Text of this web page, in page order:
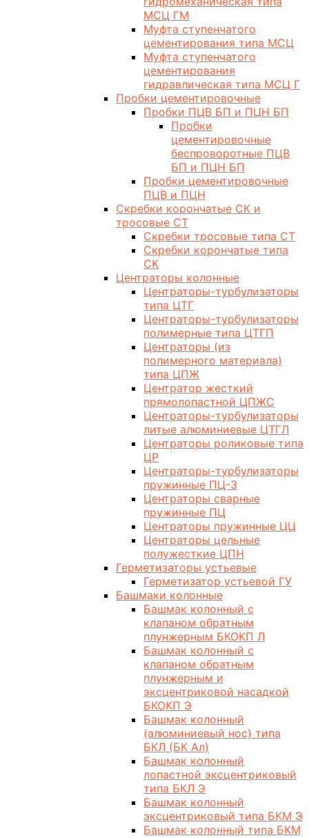
МСЦ ГМ
Муфта ступенчатого
цементирования типа МСЦ
Муфта ступенчатого
цементирования
гидравлическая типа МСЦ Г
Пробки цементировочные
Пробки ПЦВ БП и ПЦН БП
Пробки
цементировочные
беспроворотные ПЦВ
БП и ПЦН БП
Пробки цементировочные
ПЦВ и ПЦН
Скребки корончатые СК и
тросовые СТ
Скребки тросовые типа СТ
Скребки корончатые типа
СК
Центраторы колонные
Центраторы-турбулизаторы
типа ЦТГ
Центраторы-турбулизаторы
полимерные типа ЦТГП
Центраторы (из
полимерного материала)
типа ЦПЖ
Центратор жесткий
прямолопастной ЦПЖС
Центраторы-турбулизаторы
литые алюминиевые ЦТГЛ
Центраторы роликовые типа
ЦР
Центраторы-турбулизаторы
пружинные ПЦ-3
Центраторы сварные
пружинные ПЦ
Центраторы пружинные ЦЦ
Центраторы цельные
полужесткие ЦПН
Герметизаторы устьевые
Герметизатор устьевой ГУ
Башмаки колонные
Башмак колонный с
клапаном обратным
плунжерным БКОКП Л
Башмак колонный с
клапаном обратным
плунжерным и
эксцентриковой насадкой
БКОКП Э
Башмак колонный
(алюминиевый нос) типа
БКЛ (БК Ал)
Башмак колонный
лопастной эксцентриковый
типа БКЛ Э
Башмак колонный
эксцентриковый типа БКМ Э
Башмак колонный типа БКМ